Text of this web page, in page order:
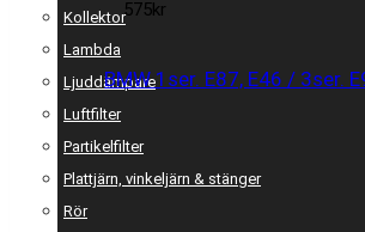
Kollektor
Lambda
Ljuddämpare
Luftfilter
Partikelfilter
Plattjärn, vinkeljärn & stänger
Rör
575kr